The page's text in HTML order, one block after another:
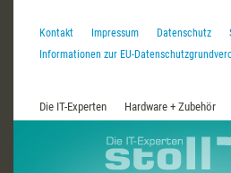
Kontakt Impressum Datenschutz
Informationen zur EU-
Die IT-Experten Hardware + Zubehör